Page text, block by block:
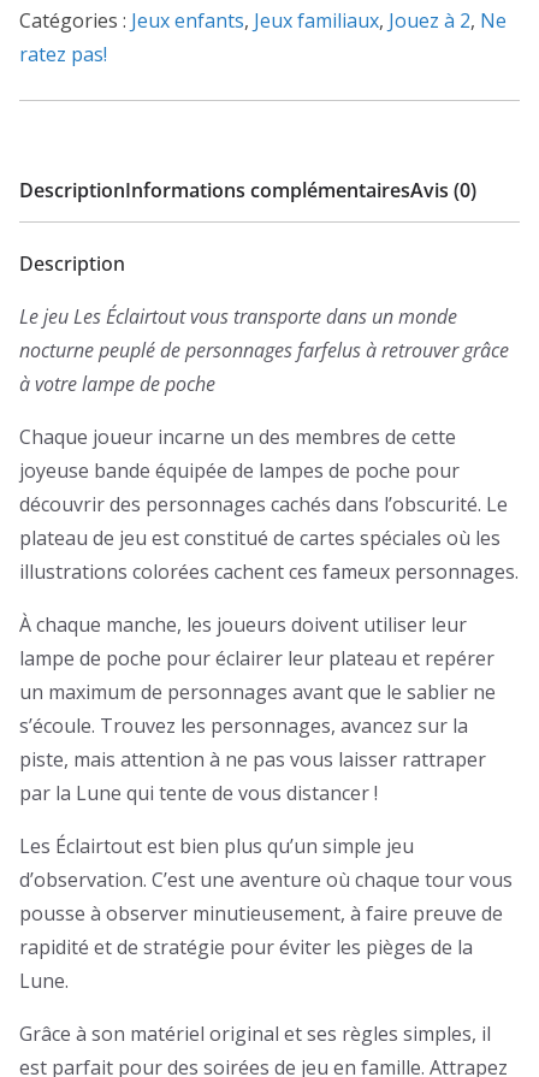
Catégories : Jeux enfants, Jeux familiaux, Jouez à 2, Ne
ratez pas!
DescriptionInformations complémentairesAvis (0)
Description
Le jeuLes Éclairtoutvous transporte dans un monde
nocturne peuplé de personnages farfelus à retrouver grâce
à votre lampe de poche
Chaque joueur incarne un des membres de cette
joyeuse bande équipée de lampes de poche pour
découvrir des personnages cachés dans l’obscurité. Le
plateau de jeu est constitué de cartes spéciales où les
illustrations colorées cachent ces fameux personnages.
À chaque manche, les joueurs doivent utiliser leur
lampe de poche pour éclairer leur plateau et repérer
un maximum de personnages avant que le sablier ne
s’écoule. Trouvez les personnages, avancez sur la
piste, mais attention à ne pas vous laisser rattraper
par la Lune qui tente de vous distancer !
Les Éclairtoutest bien plus qu’un simple jeu
d’observation. C’est une aventure où chaque tour vous
pousse à observer minutieusement, à faire preuve de
rapidité et de stratégie pour éviter les pièges de la
Lune.
Grâce à son matériel original et ses règles simples, il
est parfait pour des soirées de jeu en famille. Attrapez